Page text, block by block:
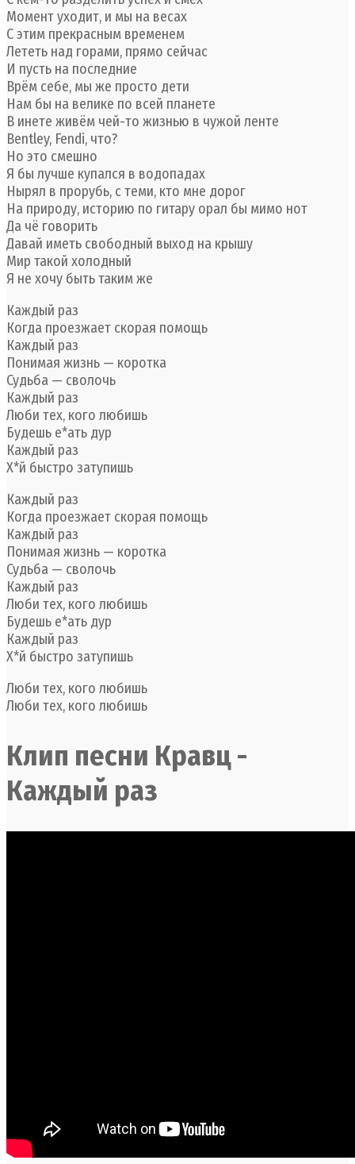
Момент уходит, и мы на весах
С этим прекрасным временем
Лететь над горами, прямо сейчас
И пусть на последние
Врём себе, мы же просто дети
Нам бы на велике по всей планете
В инете живём чей-то жизнью в чужой ленте
Bentley, Fendi, что?
Но это смешно
Я бы лучше купался в водопадах
Нырял в прорубь, с теми, кто мне дорог
На природу, историю по гитару орал бы мимо нот
Да чё говорить
Давай иметь свободный выход на крышу
Мир такой холодный
Я не хочу быть таким же
Каждый раз
Когда проезжает скорая помощь
Каждый раз
Понимая жизнь — коротка
Судьба — сволочь
Каждый раз
Люби тех, кого любишь
Будешь е*ать дур
Каждый раз
Х*й быстро затупишь
Каждый раз
Когда проезжает скорая помощь
Каждый раз
Понимая жизнь — коротка
Судьба — сволочь
Каждый раз
Люби тех, кого любишь
Будешь е*ать дур
Каждый раз
Х*й быстро затупишь
Люби тех, кого любишь
Люби тех, кого любишь
Клип песни Кравц -
Каждый раз